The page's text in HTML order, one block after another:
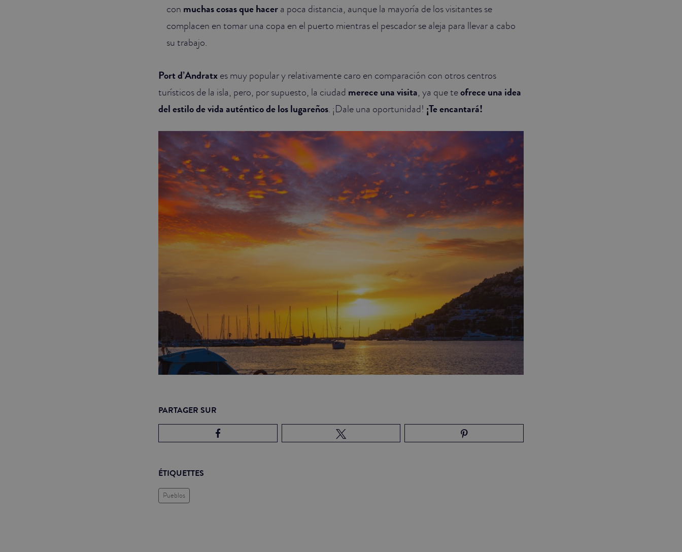
con muchas cosas que hacera poca distancia, aunque la mayoría de los visitantes se
complacen en tomar una copa en el puerto mientras el pescador se aleja para llevar a cabo
su trabajo.
Port d’Andratxes muy popular y relativamente caro en comparación con otros centros
turísticos de la isla, pero, por supuesto, la ciudad merece una visita, ya que teofrece una idea
del estilo de vida auténtico de los lugareños. ¡Dale una oportunidad! ¡Te encantará!
PARTAGER SUR
ÉTIQUETTES
Pueblos